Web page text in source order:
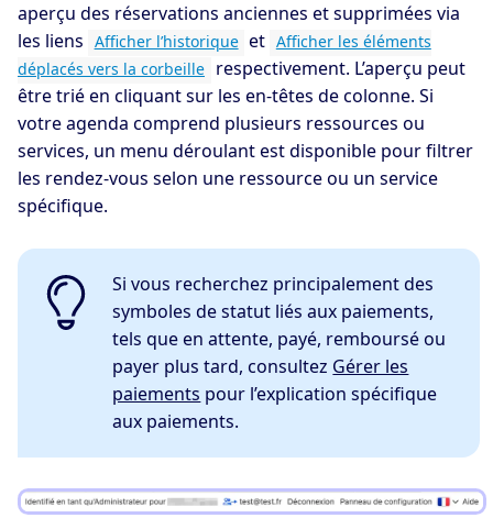
aperçu des réservations anciennes et supprimées via
les liens Afficher l’historique et Afficher les éléments
déplacés vers la corbeille respectivement. L’aperçu peut
être trié en cliquant sur les en-têtes de colonne. Si
votre agenda comprend plusieurs ressources ou
services, un menu déroulant est disponible pour filtrer
les rendez-vous selon une ressource ou un service
spécifique.
Si vous recherchez principalement des
symboles de statut liés aux paiements,
tels que en attente, payé, remboursé ou
payer plus tard, consultez Gérer les
paiements pour l’explication spécifique
aux paiements.